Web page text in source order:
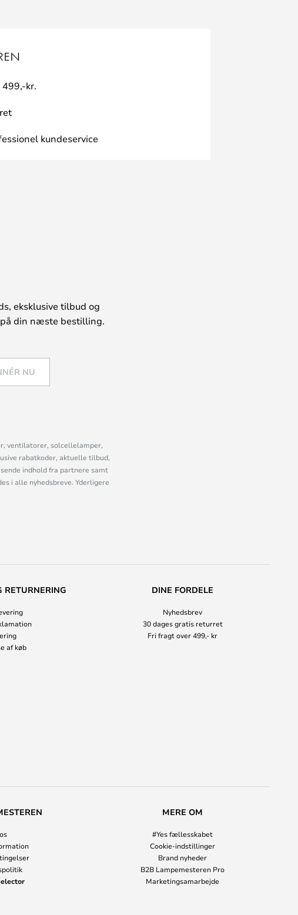
kr.
kundeservice
eksklusive tilbud og
din næste bestilling.
NU
ventilatorer, solcellelamper,
rabatkoder, aktuelle tilbud,
indhold fra partnere samt
i alle nyhedsbreve. Yderligere
RETURNERING
af køb
DINE FORDELE
Nyhedsbrev
30 dages gratis returret
Fri fragt over 499,- kr
MERE OM
#Yes fællesskabet
Cookie-indstillinger
Brand nyheder
B2B Lampemesteren Pro
Marketingsamarbejde